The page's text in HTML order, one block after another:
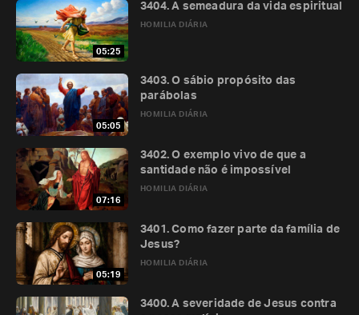
05:25
HOMILIA DIÁRIA
3404. A semeadura da vida espiritual
05:05
HOMILIA DIÁRIA
3403. O sábio propósito das
parábolas
07:16
HOMILIA DIÁRIA
3402. O exemplo vivo de que a
santidade não é impossível
05:19
HOMILIA DIÁRIA
3401. Como fazer parte da família de
Jesus?
3400. A severidade de Jesus contra